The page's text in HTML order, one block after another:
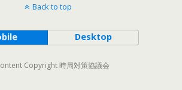
Back to top
Desktop
Copyright 時局対策協議会